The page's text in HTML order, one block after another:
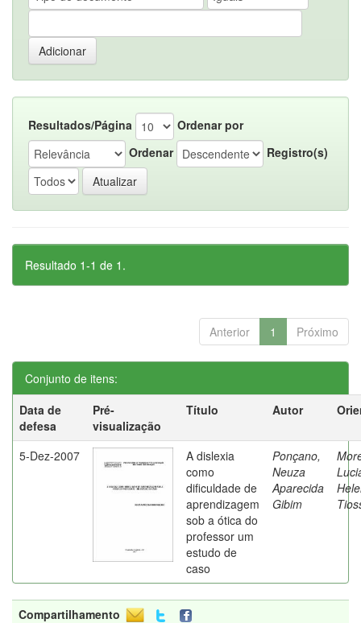
Resultados/Página
Ordenar por
Ordenar
Registro(s)
Resultado 1-1 de 1.
Anterior 1 Próximo
Conjunto de itens:
Data de
defesa
Pré-
visualização
Título Autor
5-Dez-2007
A dislexia
como
dificuldade de
aprendizagem
sob a ótica do
professor um
estudo de
caso
Ponçano,
Neuza
Aparecida
Gibim
Compartilhamento